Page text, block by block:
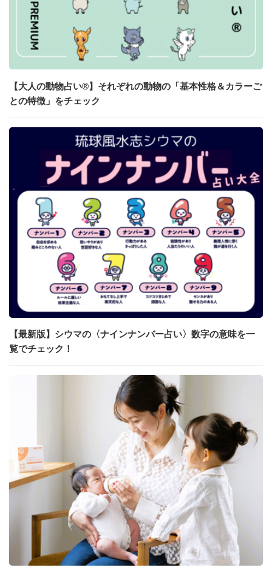
【大人の動物占い®】それぞれの動物の「基本性格＆カラーご
との特徴」をチェック
【最新版】シウマの〈ナインナンバー占い〉数字の意味を一
覧でチェック！